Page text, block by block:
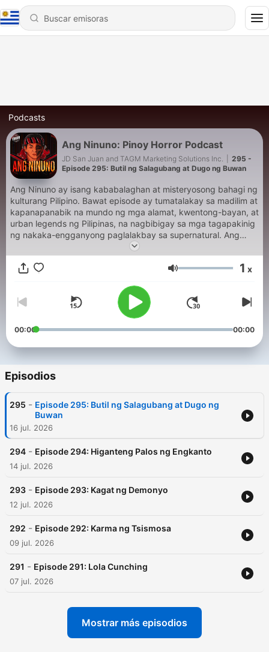
Podcasts
Ang Ninuno: Pinoy Horror Podcast
JD San Juan and TAGM Marketing Solutions Inc.
295 -
Episode 295: Butil ng Salagubang at Dugo ng Buwan
Ang Ninuno ay isang kababalaghan at misteryosong bahagi ng
kulturang Pilipino. Bawat episode ay tumatalakay sa madilim at
kapanapanabik na mundo ng mga alamat, kwentong-bayan, at
urban legends ng Pilipinas, na nagbibigay sa mga tagapakinig
ng nakaka-engganyong paglalakbay sa supernatural. Ang
seryeng ito ay maingat na binuo upang itampok ang mga
kwentong hindi gaanong kilala ngunit kapansin-pansin dahil sa
kanilang pagyaman sa kulturang Pilipino. For brand
opportunities with our podcast, please contact our
management team at info@tagm.com.
Volumen 1 x
00:00 00:00
Episodios
295 - Episode 295: Butil ng Salagubang at Dugo ng
Buwan
16 jul. 2026
294 - Episode 294: Higanteng Palos ng Engkanto
14 jul. 2026
293 - Episode 293: Kagat ng Demonyo
12 jul. 2026
292 - Episode 292: Karma ng Tsismosa
09 jul. 2026
291 - Episode 291: Lola Cunching
07 jul. 2026
Mostrar más episodios